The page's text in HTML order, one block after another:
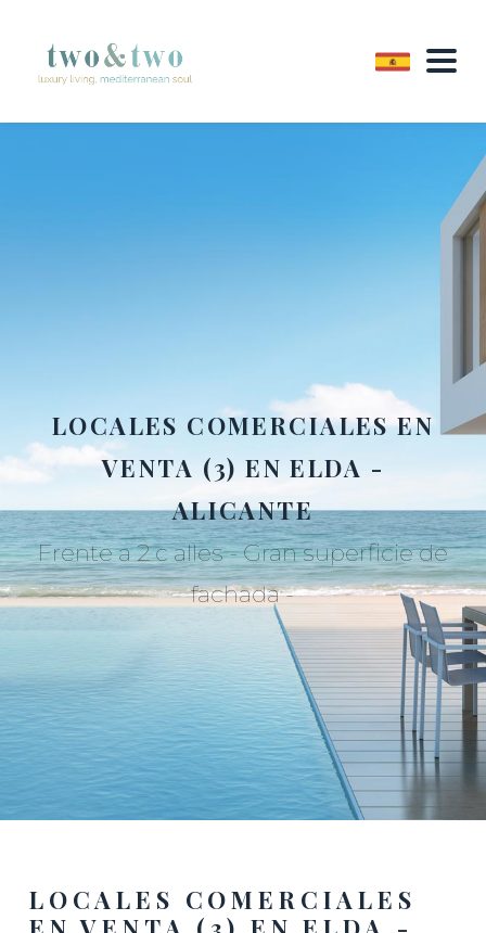
LOCALES COMERCIALES EN
VENTA (3) EN ELDA -
ALICANTE
Frente a 2 c alles - Gran superficie de
fachada -
LOCALES COMERCIALES